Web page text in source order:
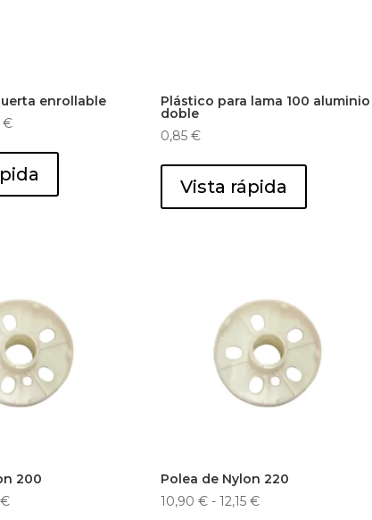
enrollable
€Rango
precios:
desde
Plástico para lama 100 aluminio
doble
0,85€
Vista rápida
200
€Rango
Polea de Nylon 220
10,90€ - 12,15€Rango